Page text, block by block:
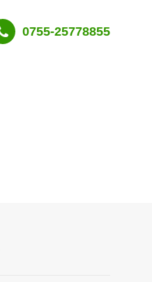
0755-25778855